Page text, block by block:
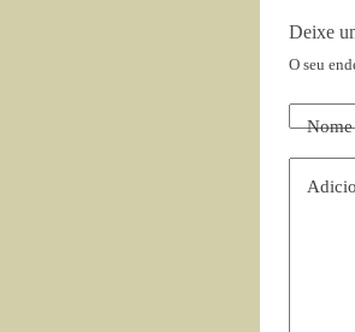
Deixe
O seu
Nome